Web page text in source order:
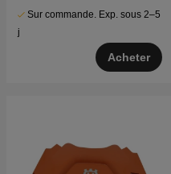
Sur commande. Exp. sous 2–5
j
Acheter